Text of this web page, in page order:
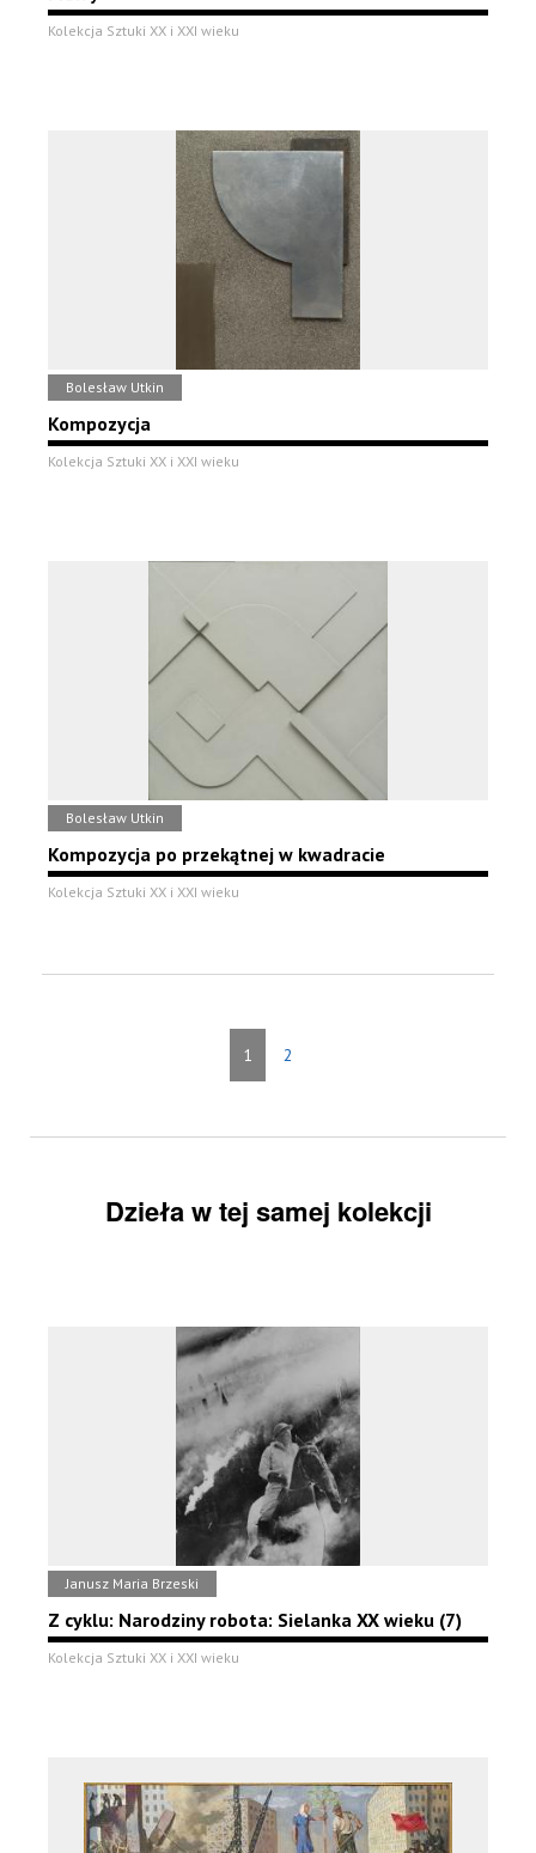
Kolekcja Sztuki XX i XXI wieku
Bolesław Utkin
Kompozycja
Kolekcja Sztuki XX i XXI wieku
Bolesław Utkin
Kompozycja po przekątnej w kwadracie
Kolekcja Sztuki XX i XXI wieku
1 2
Dzieła w tej samej kolekcji
Janusz Maria Brzeski
Z cyklu: Narodziny robota: Sielanka XX wieku (7)
Kolekcja Sztuki XX i XXI wieku